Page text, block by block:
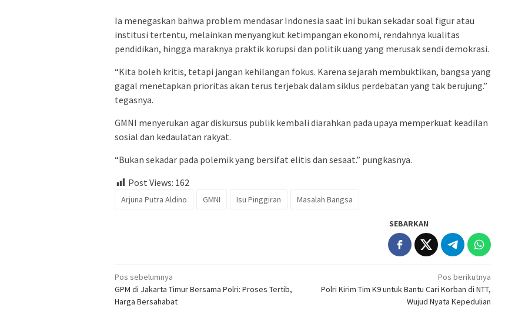
Ia menegaskan bahwa problem mendasar Indonesia saat ini bukan sekadar soal figur atau
institusi tertentu, melainkan menyangkut ketimpangan ekonomi, rendahnya kualitas
pendidikan, hingga maraknya praktik korupsi dan politik uang yang merusak sendi demokrasi.
“Kita boleh kritis, tetapi jangan kehilangan fokus. Karena sejarah membuktikan, bangsa yang
gagal menetapkan prioritas akan terus terjebak dalam siklus perdebatan yang tak berujung.”
tegasnya.
GMNI menyerukan agar diskursus publik kembali diarahkan pada upaya memperkuat keadilan
sosial dan kedaulatan rakyat.
“Bukan sekadar pada polemik yang bersifat elitis dan sesaat.” pungkasnya.
Post Views: 162
Arjuna Putra Aldino GMNI Isu Pinggiran Masalah Bangsa
SEBARKAN
Navigasi
pos
Pos sebelumnya
GPM di Jakarta Timur Bersama Polri: Proses Tertib,
Harga Bersahabat
Pos berikutnya
Polri Kirim Tim K9 untuk Bantu Cari Korban di NTT,
Wujud Nyata Kepedulian